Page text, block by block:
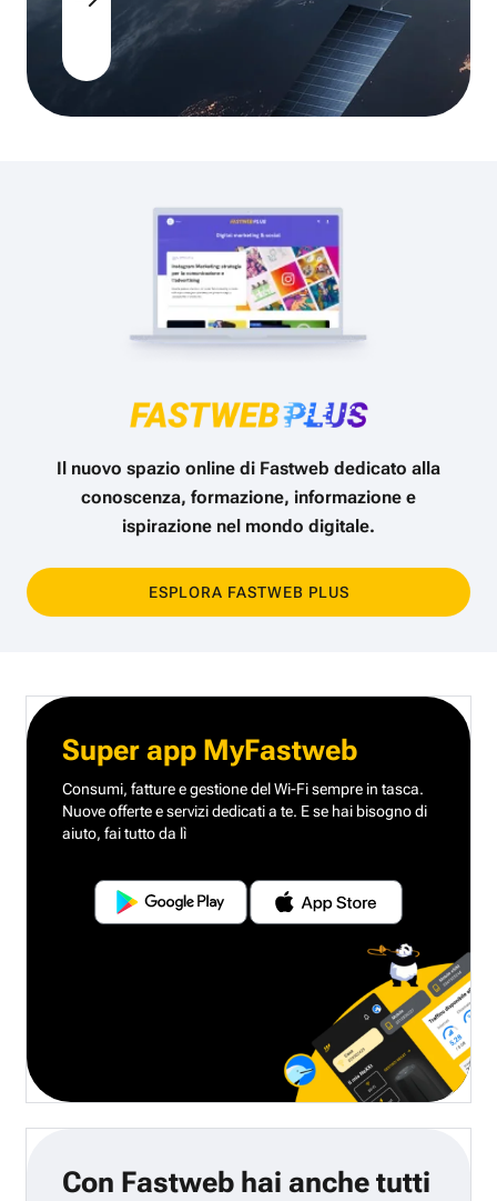
Il nuovo spazio online di Fastweb dedicato alla
conoscenza, formazione, informazione e
ispirazione nel mondo digitale.
ESPLORA FASTWEB PLUS
Super app MyFastweb
Consumi, fatture e gestione del Wi-Fi sempre in tasca.
Nuove offerte e servizi dedicati a te. E se hai bisogno di
aiuto, fai tutto da lì
Con Fastweb hai anche tutti